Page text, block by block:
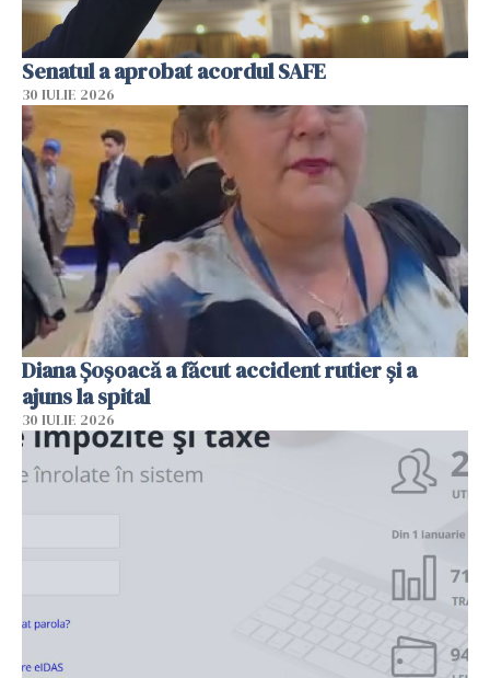
Senatul a aprobat acordul SAFE
30 IULIE 2026
Diana Șoșoacă a făcut accident rutier și a
ajuns la spital
30 IULIE 2026